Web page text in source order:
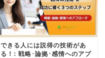
できる人には説得の技術があ
る !：戦略･論拠･感情へのアプ